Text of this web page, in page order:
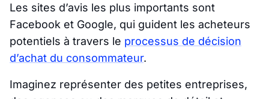
Les sites d’avis les plus importants sont
Facebook et Google, qui guident les acheteurs
potentiels à travers le processus de décision
d’achat du consommateur.
Imaginez représenter des petites entreprises,